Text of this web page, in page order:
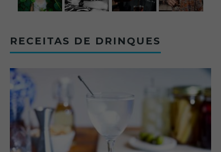
RECEITAS DE DRINQUES